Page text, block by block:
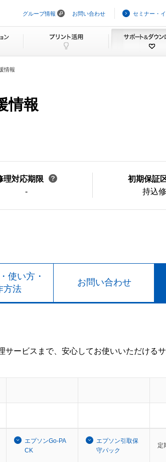
ビ
ョ
ッ
プ
グループ情報 お問い合わせ セミナー・
情報
情報
理対応期限
-
初期保証
持込
使い方・
方法
お問い合わせ
ービスまで、安心してお使いいただける
エプソンGo-PA
CK
エプソン引取保
守パック
定